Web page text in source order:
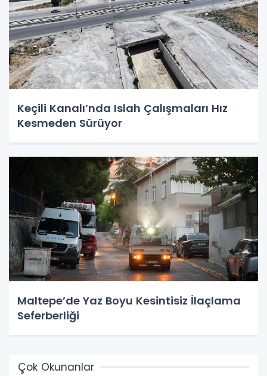
Keçili Kanalı’nda Islah Çalışmaları Hız
Kesmeden Sürüyor
Maltepe’de Yaz Boyu Kesintisiz İlaçlama
Seferberliği
Çok Okunanlar